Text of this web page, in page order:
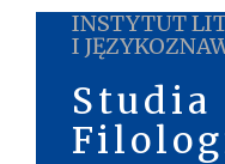
INSTYTUT
I
Studia